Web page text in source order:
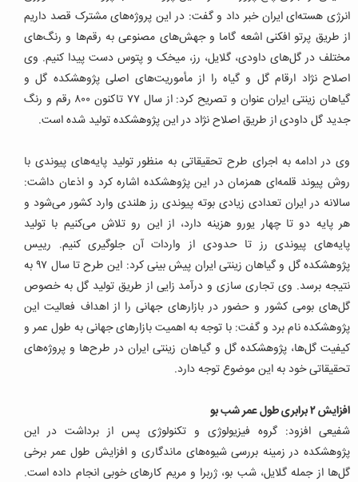
انرژی هسته‌ای ایران خبر داد و گفت: در این پروژه‌های مشترک قصد داریم
از طریق پرتو افکنی اشعه گاما و جهش‌های مصنوعی به رقم‌ها و رنگ‌های
مختلف در گل‌های داودی، گلایل، رز، میخک و پتوس دست پیدا کنیم. وی
اصلاح نژاد ارقام گل و گیاه را از مأموریت‌های اصلی پژوهشکده گل و
گیاهان زینتی ایران عنوان و تصریح کرد: از سال ۷۷ تاکنون ۸۰۰ رقم و رنگ
جدید گل داودی از طریق اصلاح نژاد در این پژوهشکده تولید شده است.
وی در ادامه به اجرای طرح تحقیقاتی به منظور تولید پایه‌های پیوندی با
روش پیوند قلمه‌ای همزمان در این پژوهشکده اشاره کرد و اذعان داشت:
سالانه در ایران تعدادی زیادی بوته پیوندی رز هلندی وارد کشور می‌شود و
هر پایه دو تا چهار یورو هزینه دارد، از این رو تلاش می‌کنیم با تولید
پایه‌های پیوندی رز تا حدودی از واردات آن جلوگیری کنیم. رییس
پژوهشکده گل و گیاهان زینتی ایران پیش بینی کرد: این طرح تا سال ۹۷ به
نتیجه برسد. وی تجاری سازی و درآمد زایی از طریق تولید گل به خصوص
گل‌های بومی کشور و حضور در بازارهای جهانی را از اهداف فعالیت این
پژوهشکده نام برد و گفت: با توجه به اهمیت بازارهای جهانی به طول عمر و
کیفیت گل‌ها، پژوهشکده گل و گیاهان زینتی ایران در طرح‌ها و پروژه‌های
تحقیقاتی خود به این موضوع توجه دارد.
افزایش ۲ برابری طول عمر شب بو
شفیعی افزود: گروه فیزیولوژی و تکنولوژی پس از برداشت در این
پژوهشکده در زمینه بررسی شیوه‌های ماندگاری و افزایش طول عمر برخی
گل‌ها از جمله گلایل، شب بو، ژربرا و مریم کارهای خوبی انجام داده است.